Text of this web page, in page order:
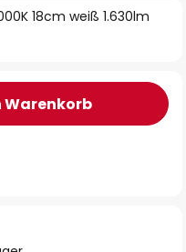
18cm weiß 1.630lm
Warenkorb